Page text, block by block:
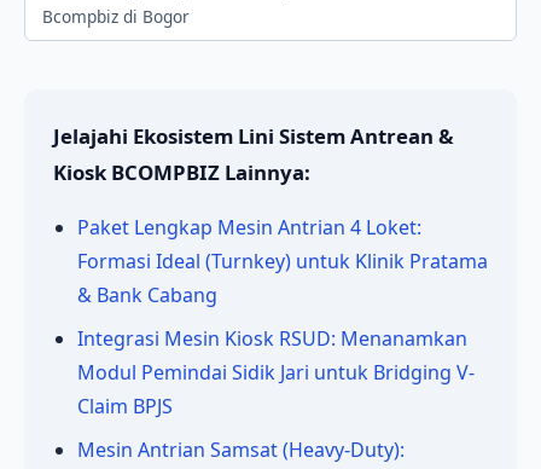
Bcompbiz di Bogor
Jelajahi Ekosistem Lini Sistem Antrean &
Kiosk BCOMPBIZ Lainnya:
Paket Lengkap Mesin Antrian 4 Loket:
Formasi Ideal (Turnkey) untuk Klinik Pratama
& Bank Cabang
Integrasi Mesin Kiosk RSUD: Menanamkan
Modul Pemindai Sidik Jari untuk Bridging V-
Claim BPJS
Mesin Antrian Samsat (Heavy-Duty):